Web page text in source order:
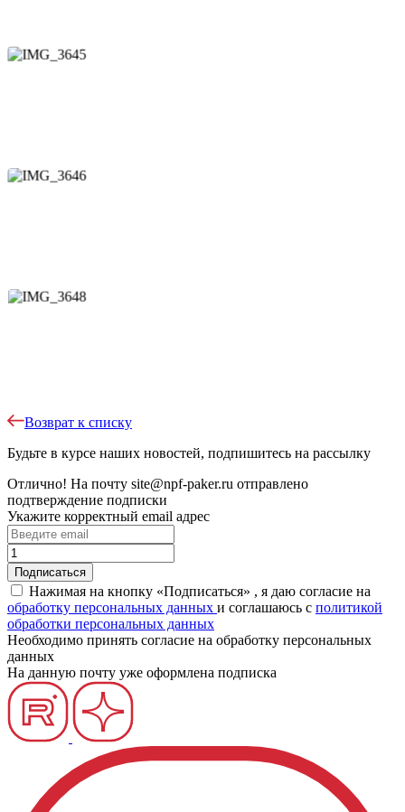
Возврат к списку
Будьте в курсе наших новостей, подпишитесь на рассылку
Отлично! На почту site@npf-paker.ru отправлено
подтверждение подписки
Укажите корректный email адрес
Нажимая на кнопку «Подписаться» , я даю согласие на
обработку персональных данных и соглашаюсь c политикой
обработки персональных данных
Необходимо принять согласие на обработку персональных
данных
На данную почту уже оформлена подписка